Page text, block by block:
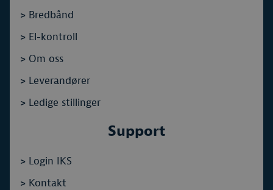
> Bredbånd
> El-kontroll
> Om oss
> Leverandører
> Ledige stillinger
Support
> Login IKS
> Kontakt